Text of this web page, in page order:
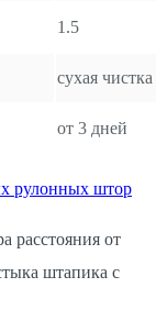
1.5
сухая чистка
от 3 дней
рулонных штор
расстояния от
штапика с